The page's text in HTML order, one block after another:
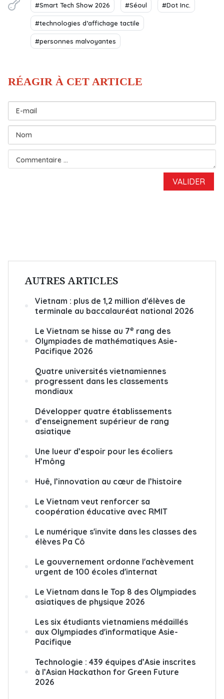
#Smart Tech Show 2026 #Séoul #Dot Inc.
#technologies d’affichage tactile
#personnes malvoyantes
AUTRES ARTICLES
Vietnam : plus de 1,2 million d'élèves de
terminale au baccalauréat national 2026
Le Vietnam se hisse au 7e rang des
Olympiades de mathématiques Asie-
Pacifique 2026
Quatre universités vietnamiennes
progressent dans les classements
mondiaux
Développer quatre établissements
d’enseignement supérieur de rang
asiatique
Une lueur d’espoir pour les écoliers
H’mông
Huê, l’innovation au cœur de l’histoire
Le Vietnam veut renforcer sa
coopération éducative avec RMIT
Le numérique s'invite dans les classes des
élèves Pa Cô
Le gouvernement ordonne l'achèvement
urgent de 100 écoles d'internat
Le Vietnam dans le Top 8 des Olympiades
asiatiques de physique 2026
Les six étudiants vietnamiens médaillés
aux Olympiades d'informatique Asie-
Pacifique
Technologie : 439 équipes d’Asie inscrites
à l’Asian Hackathon for Green Future
2026